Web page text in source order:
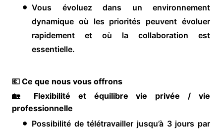
Vous évoluez dans un environnement
dynamique où les priorités peuvent évoluer
rapidement et où la collaboration est
essentielle.
💶 Ce que nous vous offrons
🏡 Flexibilité et équilibre vie privée / vie
professionnelle
Possibilité de télétravailler jusqu’à 3 jours par